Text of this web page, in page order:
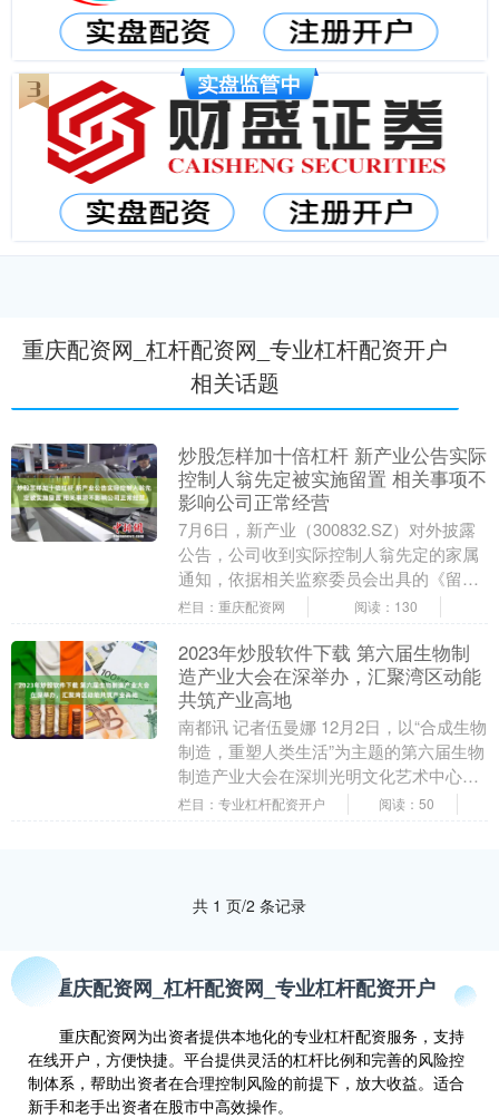
重庆配资网_杠杆配资网_专业杠杆配资开户
相关话题
炒股怎样加十倍杠杆 新产业公告实际
控制人翁先定被实施留置 相关事项不
影响公司正常经营
7月6日，新产业（300832.SZ）对外披露
公告，公司收到实际控制人翁先定的家属
通知，依据相关监察委员会出具的《留置
通知书》，翁先定已被实施留置。公告显
栏目：重庆配资网 阅读：130
2023年炒股软件下载 第六届生物制
造产业大会在深举办，汇聚湾区动能
共筑产业高地
南都讯 记者伍曼娜 12月2日，以“合成生物
制造，重塑人类生活”为主题的第六届生物
制造产业大会在深圳光明文化艺术中心举
办2023年炒股软件下载，近2000名政产....
栏目：专业杠杆配资开户 阅读：50
共 1 页/2 条记录
重庆配资网_杠杆配资网_专业杠杆配资开户
重庆配资网为出资者提供本地化的专业杠杆配资服务，支持
在线开户，方便快捷。平台提供灵活的杠杆比例和完善的风险控
制体系，帮助出资者在合理控制风险的前提下，放大收益。适合
新手和老手出资者在股市中高效操作。